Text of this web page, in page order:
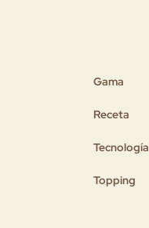
Gama
Receta
Tecnología
Topping